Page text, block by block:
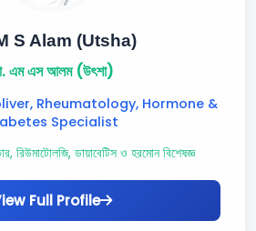
S Alam (Utsha)
এম এস আলম (উৎশা)
Rheumatology, Hormone &
Specialist
রিউমাটোলজি, ডায়াবেটিস ও হরমোন বিশেষজ্ঞ
Full Profile